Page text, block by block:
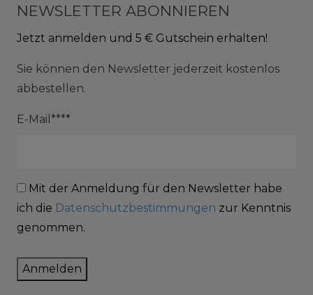
NEWSLETTER ABONNIEREN
Jetzt anmelden und 5 € Gutschein erhalten!
Sie können den Newsletter jederzeit kostenlos
abbestellen.
E-Mail****
Mit der Anmeldung für den Newsletter habe
ich die Datenschutzbestimmungen zur Kenntnis
genommen.
Anmelden